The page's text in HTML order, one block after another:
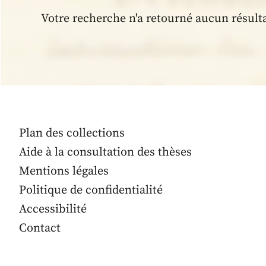
Votre recherche n'a retourné aucun
Plan des collections
Aide à la consultation des thèses
Mentions légales
Politique de confidentialité
Accessibilité
Contact